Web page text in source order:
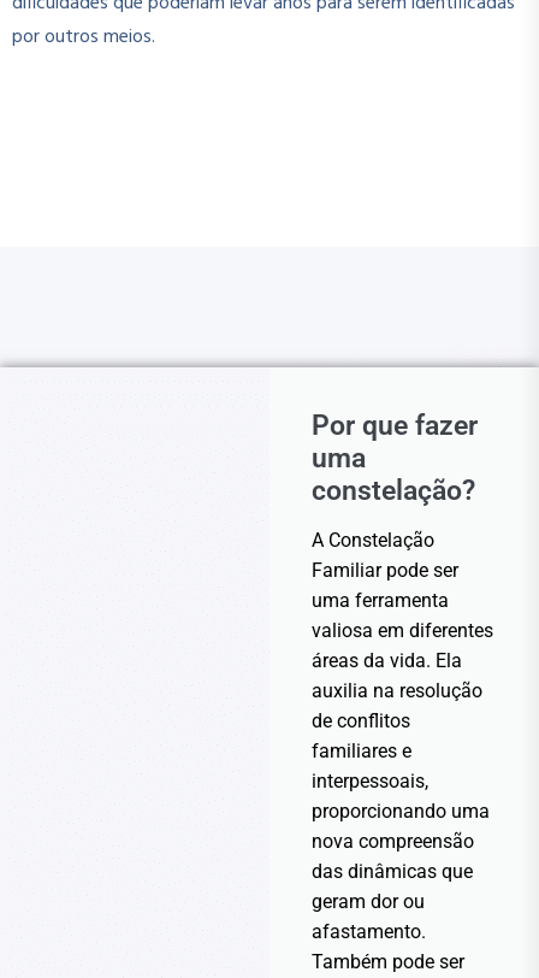
por outros meios.
Por que fazer
uma
constelação?
A Constelação
Familiar pode ser
uma ferramenta
valiosa em diferentes
áreas da vida. Ela
auxilia na resolução
de conflitos
familiares e
interpessoais,
proporcionando uma
nova compreensão
das dinâmicas que
geram dor ou
afastamento.
Também pode ser